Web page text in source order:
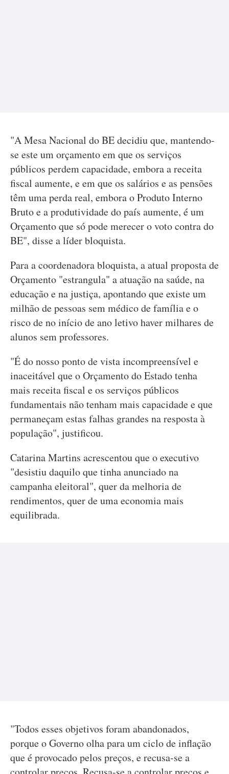
"A Mesa Nacional do BE decidiu que, mantendo-
se este um orçamento em que os serviços
públicos perdem capacidade, embora a receita
fiscal aumente, e em que os salários e as pensões
têm uma perda real, embora o Produto Interno
Bruto e a produtividade do país aumente, é um
Orçamento que só pode merecer o voto contra do
BE", disse a líder bloquista.
Para a coordenadora bloquista, a atual proposta de
Orçamento "estrangula" a atuação na saúde, na
educação e na justiça, apontando que existe um
milhão de pessoas sem médico de família e o
risco de no início de ano letivo haver milhares de
alunos sem professores.
"É do nosso ponto de vista incompreensível e
inaceitável que o Orçamento do Estado tenha
mais receita fiscal e os serviços públicos
fundamentais não tenham mais capacidade e que
permaneçam estas falhas grandes na resposta à
população", justificou.
Catarina Martins acrescentou que o executivo
"desistiu daquilo que tinha anunciado na
campanha eleitoral", quer da melhoria de
rendimentos, quer de uma economia mais
equilibrada.
"Todos esses objetivos foram abandonados,
porque o Governo olha para um ciclo de inflação
que é provocado pelos preços, e recusa-se a